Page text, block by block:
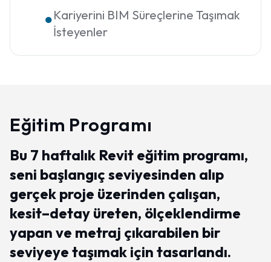
●Kariyerini BIM Süreçlerine Taşımak
İsteyenler
Eğitim Programı
Bu 7 haftalık Revit eğitim programı,
seni başlangıç seviyesinden alıp
gerçek proje üzerinden çalışan,
kesit–detay üreten, ölçeklendirme
yapan ve metraj çıkarabilen bir
seviyeye taşımak için tasarlandı.